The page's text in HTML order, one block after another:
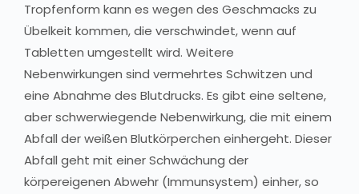
Tropfenform kann es wegen des Geschmacks zu
Übelkeit kommen, die verschwindet, wenn auf
Tabletten umgestellt wird. Weitere
Nebenwirkungen sind vermehrtes Schwitzen und
eine Abnahme des Blutdrucks. Es gibt eine seltene,
aber schwerwiegende Nebenwirkung, die mit einem
Abfall der weißen Blutkörperchen einhergeht. Dieser
Abfall geht mit einer Schwächung der
körpereigenen Abwehr (Immunsystem) einher, so